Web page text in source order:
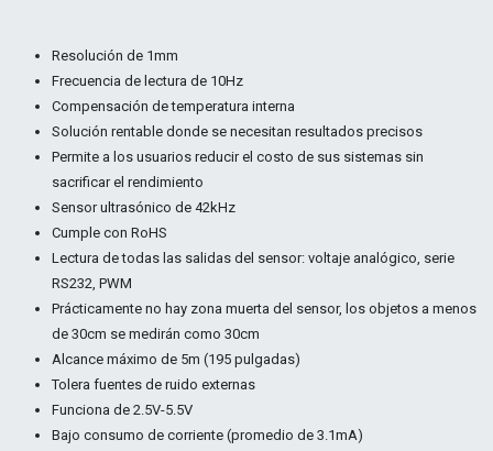
Resolución de 1mm
Frecuencia de lectura de 10Hz
Compensación de temperatura interna
Solución rentable donde se necesitan resultados precisos
Permite a los usuarios reducir el costo de sus sistemas sin
sacrificar el rendimiento
Sensor ultrasónico de 42kHz
Cumple con RoHS
Lectura de todas las salidas del sensor: voltaje analógico, serie
RS232, PWM
Prácticamente no hay zona muerta del sensor, los objetos a menos
de 30cm se medirán como 30cm
Alcance máximo de 5m (195 pulgadas)
Tolera fuentes de ruido externas
Funciona de 2.5V-5.5V
Bajo consumo de corriente (promedio de 3.1mA)